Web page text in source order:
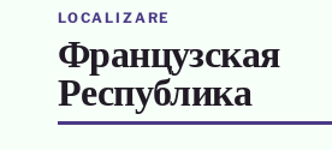
LOCALIZARE
Французская
Республика